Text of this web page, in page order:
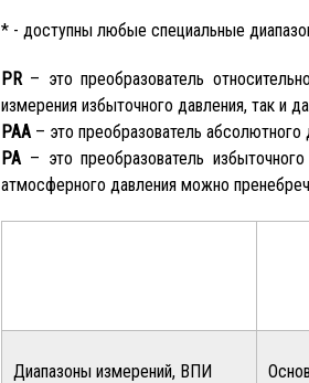
* - доступны любые специальные
PR– это преобразователь
измерения избыточного давления, так и
PAA – это преобразователь абсолютного
PA – это преобразователь
атмосферного давления можно
Диапазоны измерений, ВПИ